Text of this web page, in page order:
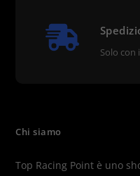
Solo con
Chi siamo
Top Racing Point è uno